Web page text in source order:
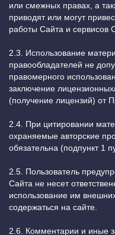
или смежных правах, а
приводят или могут
работы Сайта и сервисов
2.3. Использование
правообладателей не
правомерного
заключение
(получение лицензий) от
2.4. При цитировании
охраняемые авторские
обязательна (подпункт 1
2.5. Пользователь
Сайта не несет
использование им
содержаться на сайте.
2.6. Комментарии и иные